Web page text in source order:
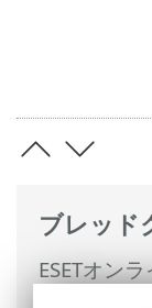
ブレッド
ESETオン